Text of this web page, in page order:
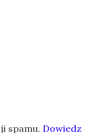
spamu. Dowiedz